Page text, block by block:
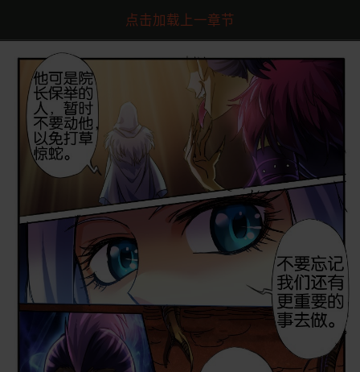
点击加载上一章节